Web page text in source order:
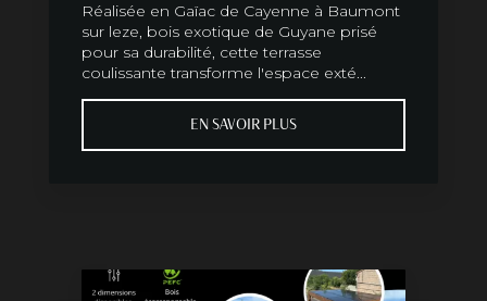
Réalisée en Gaïac de Cayenne à Baumont
sur leze, bois exotique de Guyane prisé
pour sa durabilité, cette terrasse
coulissante transforme l'espace exté...
EN SAVOIR PLUS